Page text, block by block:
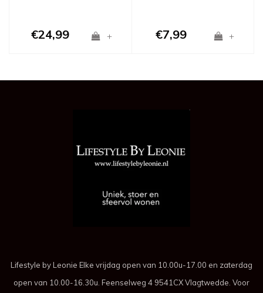
€24,99 + €7,99 +
Lifestyle by Leonie Elke vrijdag open van 10.00u-17.00 en zaterdag
open van 10.00-16.30u. Feenselweg 4 9541CX Vlagtwedde. Voor